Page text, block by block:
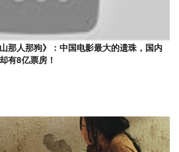
那人那狗》：中国电影最大的遗珠，国内
有8亿票房！